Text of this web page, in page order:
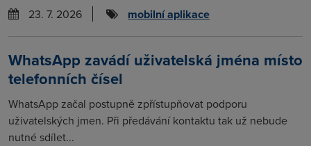
23. 7. 2026
mobilní aplikace
WhatsApp zavádí uživatelská jména místo
telefonních čísel
WhatsApp začal postupně zpřístupňovat podporu
uživatelských jmen. Při předávání kontaktu tak už nebude
nutné sdílet...